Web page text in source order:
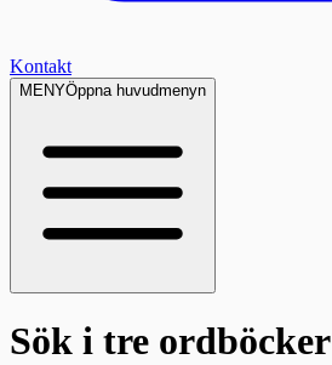
Kontakt
MENYÖppna huvudmenyn
Sök i tre ordböcker